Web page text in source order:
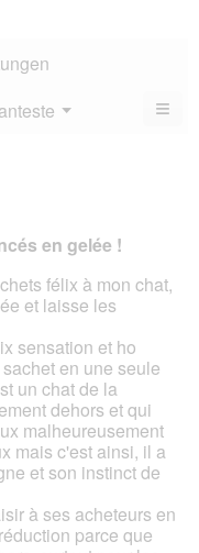
▼
Menü ≡
en gelée !
félix à mon chat,
et laisse les
sensation et ho
en une seule
un chat de la
dehors et qui
malheureusement
mais c'est ainsi, il a
et son instinct de
à ses acheteurs en
parce que